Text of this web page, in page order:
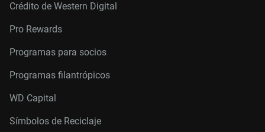
Crédito de Western Digital
Pro Rewards
Programas para socios
Programas filantrópicos
WD Capital
Símbolos de Reciclaje